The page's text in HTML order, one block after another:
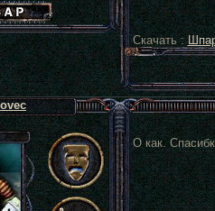
Скачать :
О как.